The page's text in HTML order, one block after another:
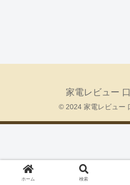
家電レビュー
© 2024 家電レビュー
ホーム 検索